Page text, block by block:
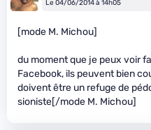
Le 04/06/2014 à 14h05
[mode M. Michou]
du moment que je peux voir
Facebook, ils peuvent bien
doivent être un refuge de
sioniste[/mode M. Michou]